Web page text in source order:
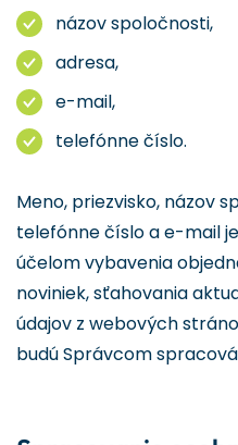
názov spoločnosti,
adresa,
e-mail,
telefónne číslo.
Meno, priezvisko, názov
telefónne číslo a e-mail
účelom vybavenia
noviniek, sťahovania
údajov z webových
budú Správcom